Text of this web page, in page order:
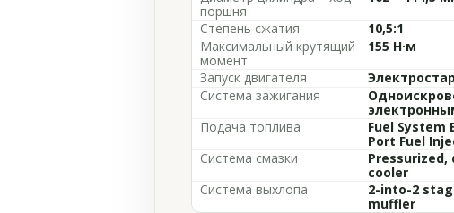
поршня
Степень сжатия
10,5:1
Максимальный крутящий
момент
155 Н·м
Запуск двигателя
Система зажигания
Подача топлива
Fuel System
Port Fuel
Система смазки
cooler
Система выхлопа
2-into-2
muffler